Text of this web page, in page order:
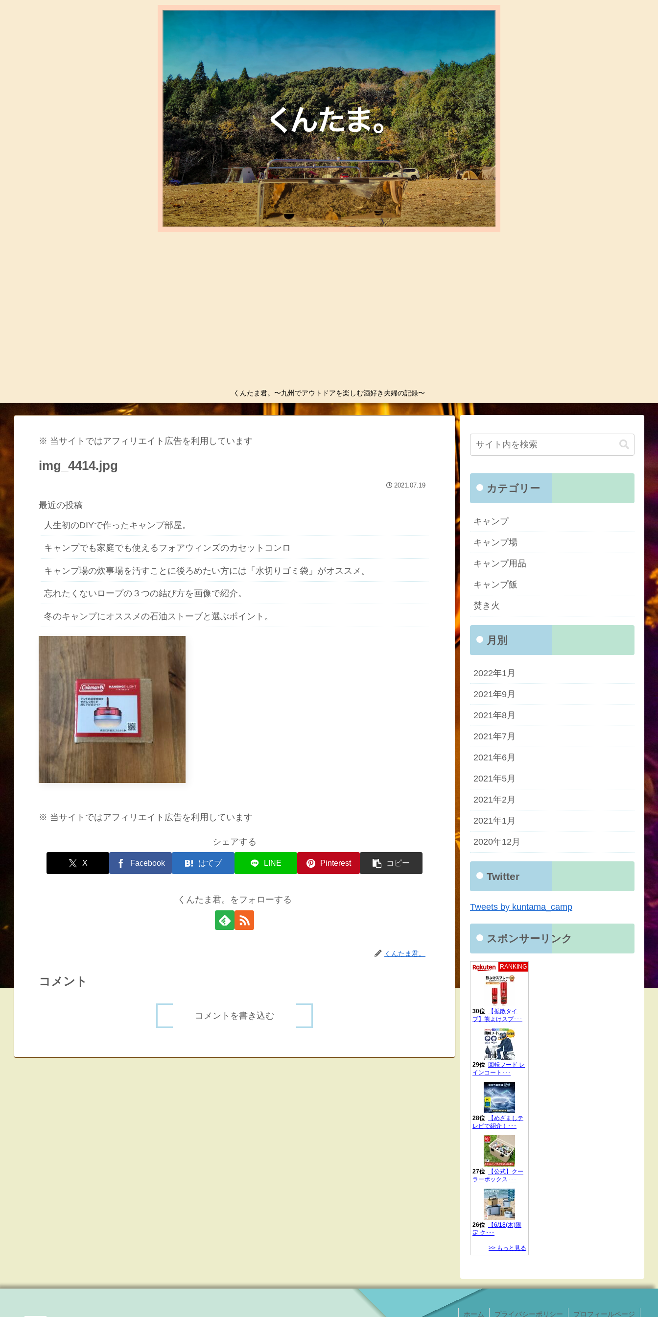
くんたま君。〜九州でアウトドアを楽しむ酒好き夫婦の記録〜
※ 当サイトではアフィリエイト広告を利用しています
img_4414.jpg
2021.07.19
最近の投稿
人生初のDIYで作ったキャンプ部屋。
キャンプでも家庭でも使えるフォアウィンズのカセットコンロ
キャンプ場の炊事場を汚すことに後ろめたい方には「水切りゴミ袋」がオススメ。
忘れたくないロープの３つの結び方を画像で紹介。
冬のキャンプにオススメの石油ストーブと選ぶポイント。
※ 当サイトではアフィリエイト広告を利用しています
シェアする
X Facebook はてブ LINE Pinterest コピー
くんたま君。をフォローする
くんたま君。
コメント
コメントを書き込む
カテゴリー
キャンプ
キャンプ場
キャンプ用品
キャンプ飯
焚き火
月別
2022年1月
2021年9月
2021年8月
2021年7月
2021年6月
2021年5月
2021年2月
2021年1月
2020年12月
Twitter
Tweets by kuntama_camp
スポンサーリンク
ホーム プライバシーポリシー プロフィールページ